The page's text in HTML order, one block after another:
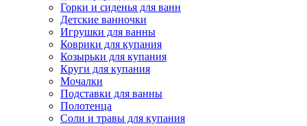
Горки и сиденья для ванн
Детские ванночки
Игрушки для ванны
Коврики для купания
Козырьки для купания
Круги для купания
Мочалки
Подставки для ванны
Полотенца
Соли и травы для купания